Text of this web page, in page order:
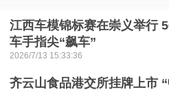
江西车模锦标赛在崇义举行
车手指尖“飙车”
2026/7/13 15:33:36
齐云山食品港交所挂牌上市